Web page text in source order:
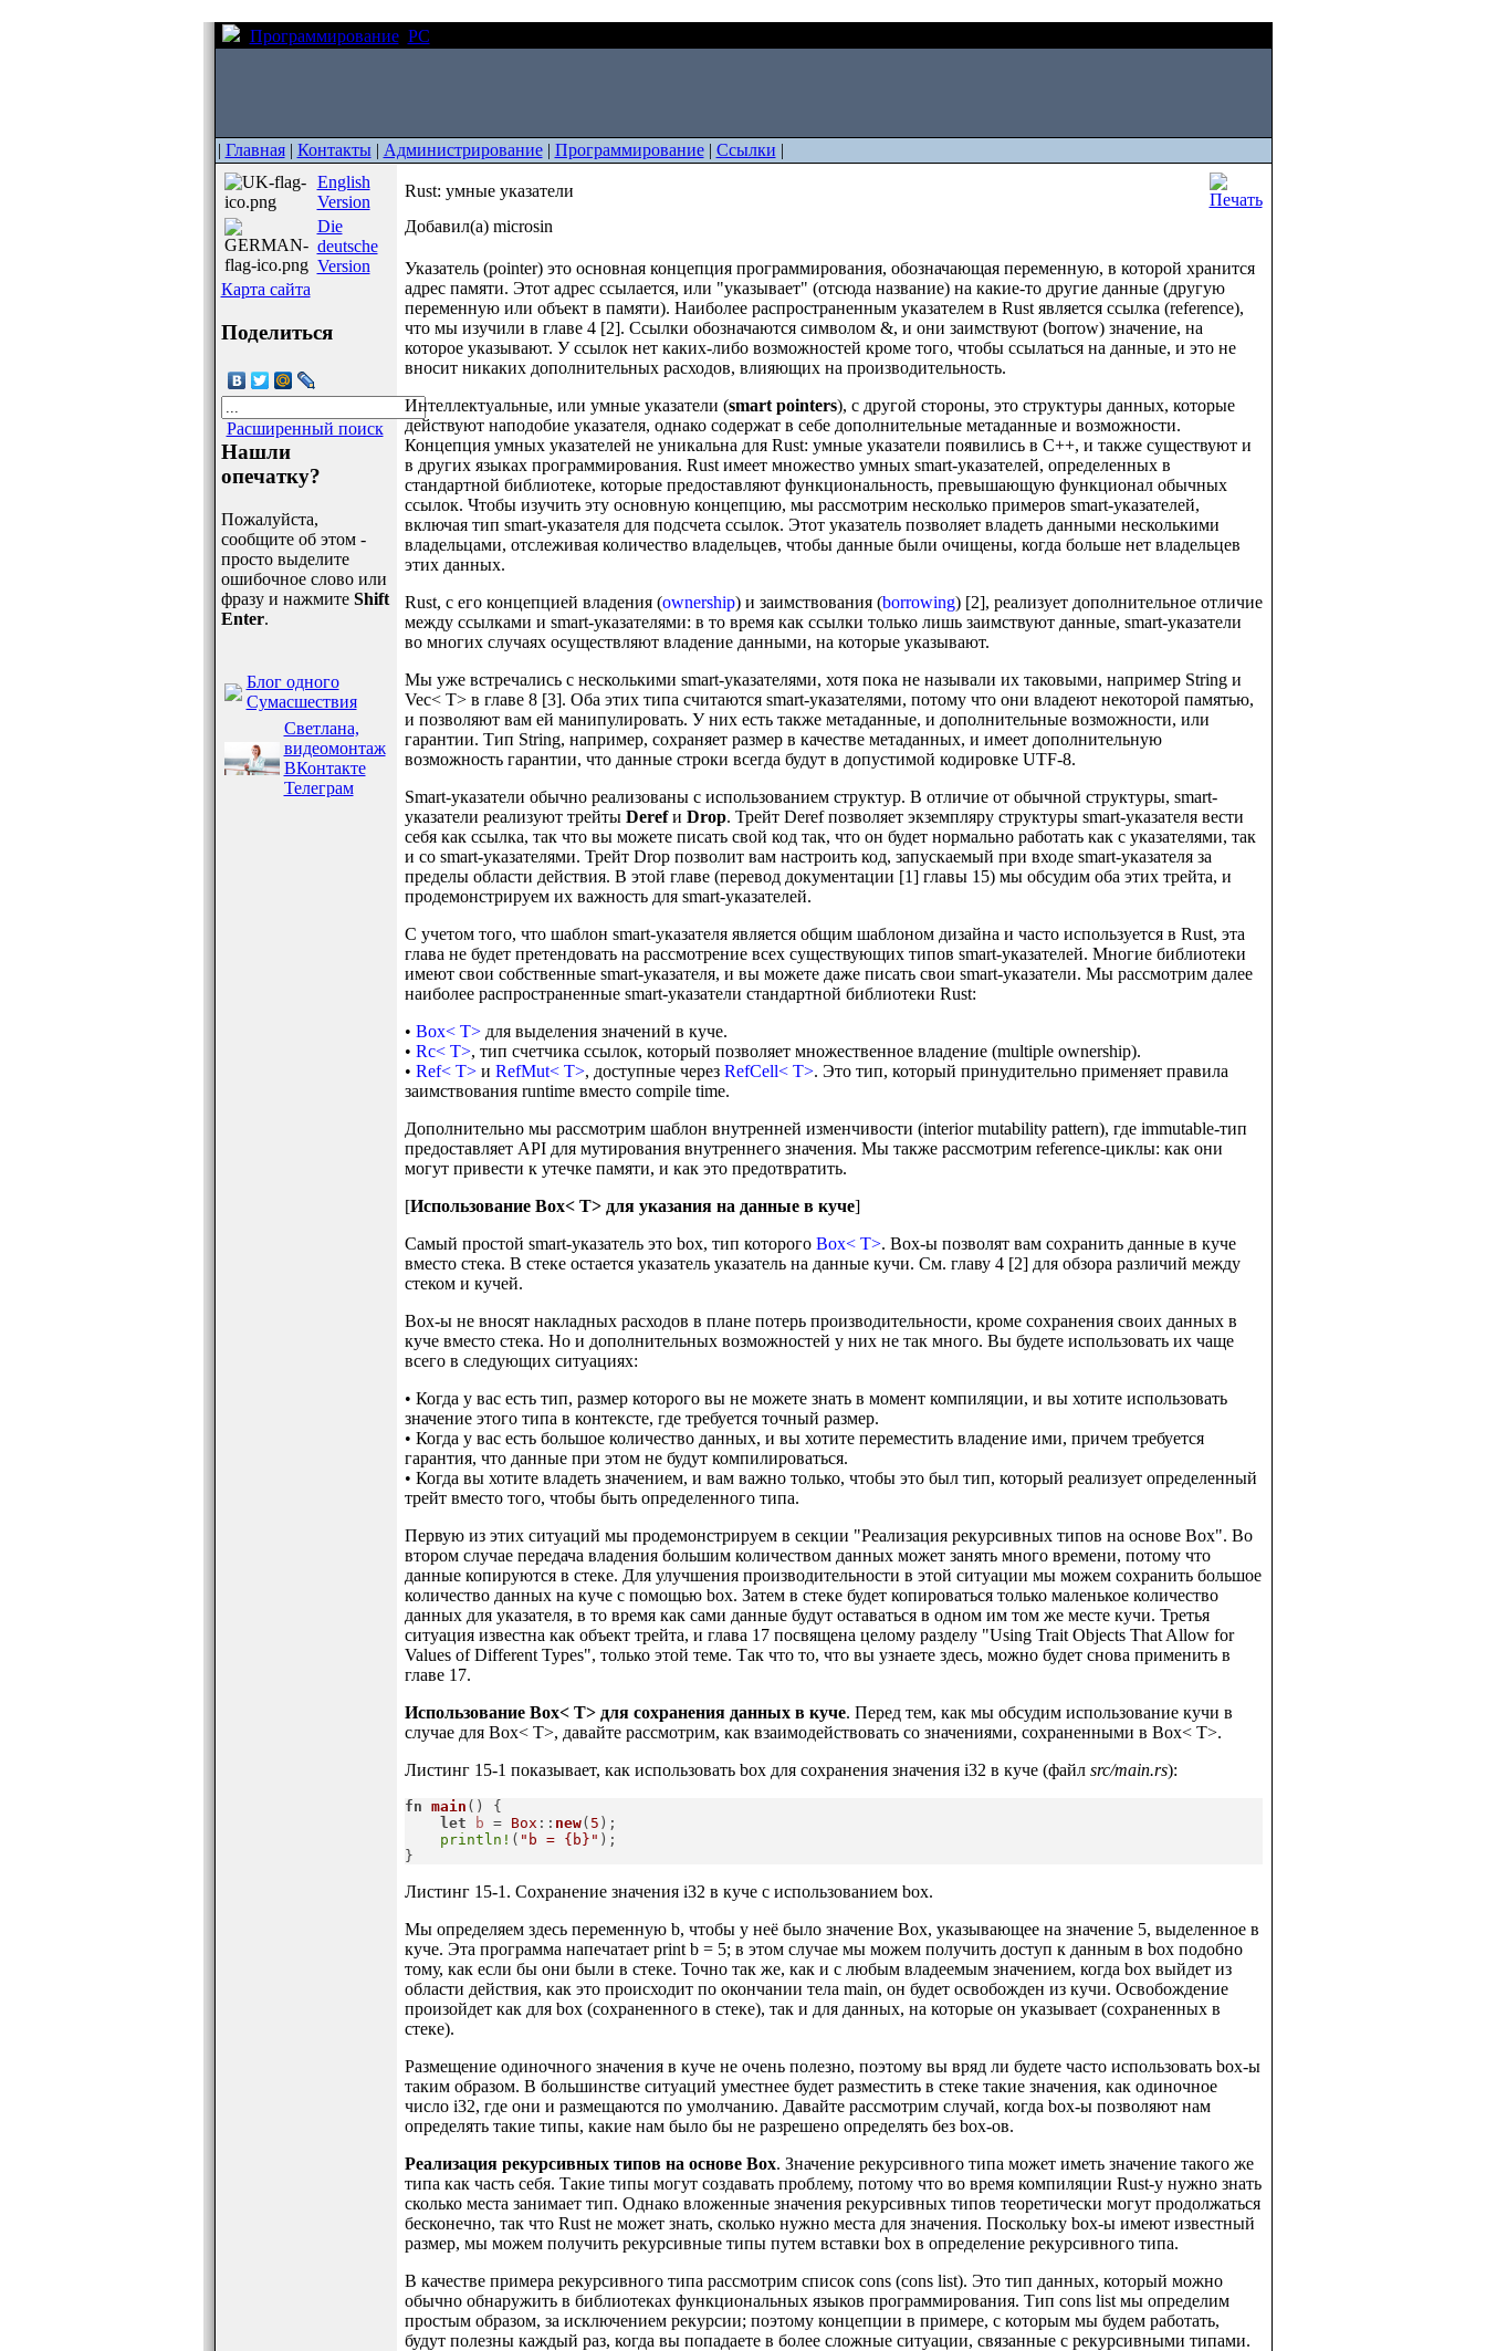
Программирование PC
| Главная| Контакты| Администрирование| Программирование| Ссылки |
English
Version
Die
deutsche
Version
Карта сайта
Поделиться
Расширенный поиск
Нашли
опечатку?
Пожалуйста,
сообщите об этом -
просто выделите
ошибочное слово или
фразу и нажмите Shift
Enter.
Блог одного
Сумасшествия
Светлана,
видеомонтаж
ВКонтакте
Телеграм
Rust: умные указатели
Добавил(а) microsin
Указатель (pointer) это основная концепция программирования, обозначающая переменную, в которой хранится
адрес памяти. Этот адрес ссылается, или "указывает" (отсюда название) на какие-то другие данные (другую
переменную или объект в памяти). Наиболее распространенным указателем в Rust является ссылка (reference),
что мы изучили в главе 4 [2]. Ссылки обозначаются символом &, и они заимствуют (borrow) значение, на
которое указывают. У ссылок нет каких-либо возможностей кроме того, чтобы ссылаться на данные, и это не
вносит никаких дополнительных расходов, влияющих на производительность.
Интеллектуальные, или умные указатели (smart pointers), с другой стороны, это структуры данных, которые
действуют наподобие указателя, однако содержат в себе дополнительные метаданные и возможности.
Концепция умных указателей не уникальна для Rust: умные указатели появились в C++, и также существуют и
в других языках программирования. Rust имеет множество умных smart-указателей, определенных в
стандартной библиотеке, которые предоставляют функциональность, превышающую функционал обычных
ссылок. Чтобы изучить эту основную концепцию, мы рассмотрим несколько примеров smart-указателей,
включая тип smart-указателя для подсчета ссылок. Этот указатель позволяет владеть данными несколькими
владельцами, отслеживая количество владельцев, чтобы данные были очищены, когда больше нет владельцев
этих данных.
Rust, с его концепцией владения (ownership) и заимствования (borrowing) [2], реализует дополнительное отличие
между ссылками и smart-указателями: в то время как ссылки только лишь заимствуют данные, smart-указатели
во многих случаях осуществляют владение данными, на которые указывают.
Мы уже встречались с несколькими smart-указателями, хотя пока не называли их таковыми, например String и
Vec< T> в главе 8 [3]. Оба этих типа считаются smart-указателями, потому что они владеют некоторой памятью,
и позволяют вам ей манипулировать. У них есть также метаданные, и дополнительные возможности, или
гарантии. Тип String, например, сохраняет размер в качестве метаданных, и имеет дополнительную
возможность гарантии, что данные строки всегда будут в допустимой кодировке UTF-8.
Smart-указатели обычно реализованы с использованием структур. В отличие от обычной структуры, smart-
указатели реализуют трейты Derefи Drop. Трейт Deref позволяет экземпляру структуры smart-указателя вести
себя как ссылка, так что вы можете писать свой код так, что он будет нормально работать как с указателями, так
и со smart-указателями. Трейт Drop позволит вам настроить код, запускаемый при входе smart-указателя за
пределы области действия. В этой главе (перевод документации [1] главы 15) мы обсудим оба этих трейта, и
продемонстрируем их важность для smart-указателей.
С учетом того, что шаблон smart-указателя является общим шаблоном дизайна и часто используется в Rust, эта
глава не будет претендовать на рассмотрение всех существующих типов smart-указателей. Многие библиотеки
имеют свои собственные smart-указателя, и вы можете даже писать свои smart-указатели. Мы рассмотрим далее
наиболее распространенные smart-указатели стандартной библиотеки Rust:
• Box< T>для выделения значений в куче.
• Rc< T>, тип счетчика ссылок, который позволяет множественное владение (multiple ownership).
• Ref< T>и RefMut< T>, доступные через RefCell< T>. Это тип, который принудительно применяет правила
заимствования runtime вместо compile time.
Дополнительно мы рассмотрим шаблон внутренней изменчивости (interior mutability pattern), где immutable-тип
предоставляет API для мутирования внутреннего значения. Мы также рассмотрим reference-циклы: как они
могут привести к утечке памяти, и как это предотвратить.
[Использование Box< T> для указания на данные в куче]
Самый простой smart-указатель это box, тип которого Box< T>. Box-ы позволят вам сохранить данные в куче
вместо стека. В стеке остается указатель указатель на данные кучи. См. главу 4 [2] для обзора различий между
стеком и кучей.
Box-ы не вносят накладных расходов в плане потерь производительности, кроме сохранения своих данных в
куче вместо стека. Но и дополнительных возможностей у них не так много. Вы будете использовать их чаще
всего в следующих ситуациях:
• Когда у вас есть тип, размер которого вы не можете знать в момент компиляции, и вы хотите использовать
значение этого типа в контексте, где требуется точный размер.
• Когда у вас есть большое количество данных, и вы хотите переместить владение ими, причем требуется
гарантия, что данные при этом не будут компилироваться.
• Когда вы хотите владеть значением, и вам важно только, чтобы это был тип, который реализует определенный
трейт вместо того, чтобы быть определенного типа.
Первую из этих ситуаций мы продемонстрируем в секции "Реализация рекурсивных типов на основе Box". Во
втором случае передача владения большим количеством данных может занять много времени, потому что
данные копируются в стеке. Для улучшения производительности в этой ситуации мы можем сохранить большое
количество данных на куче с помощью box. Затем в стеке будет копироваться только маленькое количество
данных для указателя, в то время как сами данные будут оставаться в одном им том же месте кучи. Третья
ситуация известна как объект трейта, и глава 17 посвящена целому разделу "Using Trait Objects That Allow for
Values of Different Types", только этой теме. Так что то, что вы узнаете здесь, можно будет снова применить в
главе 17.
Использование Box< T> для сохранения данных в куче. Перед тем, как мы обсудим использование кучи в
случае для Box< T>, давайте рассмотрим, как взаимодействовать со значениями, сохраненными в Box< T>.
Листинг 15-1 показывает, как использовать box для сохранения значения i32 в куче (файл src/main.rs):
fn main () {
let
b = Box :: new( 5 );
println! ( "b = {b}" );
}
Листинг 15-1. Сохранение значения i32 в куче с использованием box.
Мы определяем здесь переменную b, чтобы у неё было значение Box, указывающее на значение 5, выделенное в
куче. Эта программа напечатает print b = 5; в этом случае мы можем получить доступ к данным в box подобно
тому, как если бы они были в стеке. Точно так же, как и с любым владеемым значением, когда box выйдет из
области действия, как это происходит по окончании тела main, он будет освобожден из кучи. Освобождение
произойдет как для box (сохраненного в стеке), так и для данных, на которые он указывает (сохраненных в
стеке).
Размещение одиночного значения в куче не очень полезно, поэтому вы вряд ли будете часто использовать box-ы
таким образом. В большинстве ситуаций уместнее будет разместить в стеке такие значения, как одиночное
число i32, где они и размещаются по умолчанию. Давайте рассмотрим случай, когда box-ы позволяют нам
определять такие типы, какие нам было бы не разрешено определять без box-ов.
Реализация рекурсивных типов на основе Box. Значение рекурсивного типа может иметь значение такого же
типа как часть себя. Такие типы могут создавать проблему, потому что во время компиляции Rust-у нужно знать
сколько места занимает тип. Однако вложенные значения рекурсивных типов теоретически могут продолжаться
бесконечно, так что Rust не может знать, сколько нужно места для значения. Поскольку box-ы имеют известный
размер, мы можем получить рекурсивные типы путем вставки box в определение рекурсивного типа.
В качестве примера рекурсивного типа рассмотрим список cons (cons list). Это тип данных, который можно
обычно обнаружить в библиотеках функциональных языков программирования. Тип cons list мы определим
простым образом, за исключением рекурсии; поэтому концепции в примере, с которым мы будем работать,
будут полезны каждый раз, когда вы попадаете в более сложные ситуации, связанные с рекурсивными типами.